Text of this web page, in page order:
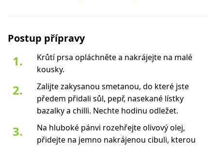
Postup přípravy
Krůtí prsa opláchněte a nakrájejte na malé
kousky.
Zalijte zakysanou smetanou, do které jste
předem přidali sůl, pepř, nasekané lístky
bazalky a chilli. Nechte hodinu odležet.
Na hluboké pánvi rozehřejte olivový olej,
přidejte na jemno nakrájenou cibuli, kterou